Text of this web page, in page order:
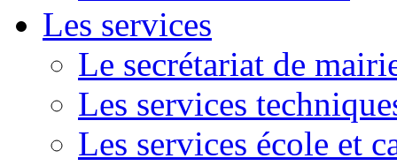
Les services
Le secrétariat de
Les services
Les services école et